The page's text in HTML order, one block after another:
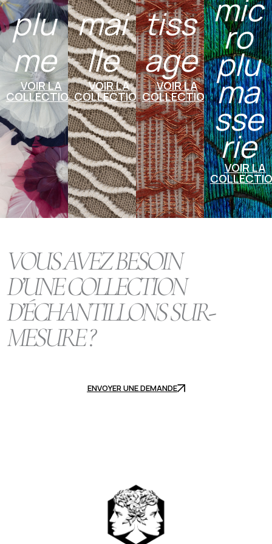
plu
me
VOIR LA
COLLECTION
mai
lle
VOIR LA
COLLECTION
tiss
age
VOIR LA
COLLECTION
mic
ro
plu
ma
sse
rie
VOIR LA
VOUS AVEZ BESOIN
D’UNE COLLECTION
D’ÉCHANTILLONS SUR-
MESURE ?
ENVOYER UNE DEMANDE